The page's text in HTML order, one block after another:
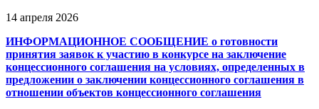
14 апреля 2026
ИНФОРМАЦИОННОЕ СООБЩЕНИЕ о готовности
принятия заявок к участию в конкурсе на заключение
концессионного соглашения на условиях, определенных в
предложении о заключении концессионного соглашения в
отношении объектов концессионного соглашения